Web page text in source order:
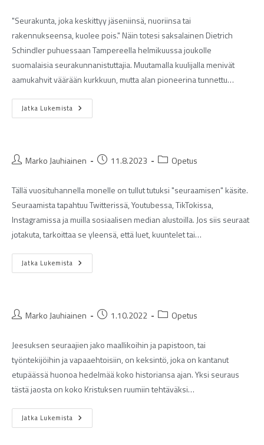
"Seurakunta, joka keskittyy jäseniinsä, nuoriinsa tai
rakennukseensa, kuolee pois." Näin totesi saksalainen Dietrich
Schindler puhuessaan Tampereella helmikuussa joukolle
suomalaisia seurakunnanistuttajia. Muutamalla kuulijalla menivät
aamukahvit väärään kurkkuun, mutta alan pioneerina tunnettu…
Jatka Lukemista
Marko Jauhiainen 11.8.2023 Opetus
Tällä vuosituhannella monelle on tullut tutuksi "seuraamisen" käsite.
Seuraamista tapahtuu Twitterissä, Youtubessa, TikTokissa,
Instagramissa ja muilla sosiaalisen median alustoilla. Jos siis seuraat
jotakuta, tarkoittaa se yleensä, että luet, kuuntelet tai…
Jatka Lukemista
Marko Jauhiainen 1.10.2022 Opetus
Jeesuksen seuraajien jako maallikoihin ja papistoon, tai
työntekijöihin ja vapaaehtoisiin, on keksintö, joka on kantanut
etupäässä huonoa hedelmää koko historiansa ajan. Yksi seuraus
tästä jaosta on koko Kristuksen ruumiin tehtäväksi…
Jatka Lukemista